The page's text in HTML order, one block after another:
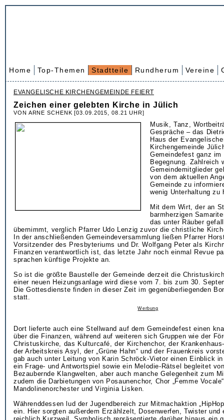
Home Top-Themen Stadtteile Rundherum Vereine
EVANGELISCHE KIRCHENGEMEINDE FEIERT
Zeichen einer gelebten Kirche in Jülich
VON ARNE SCHENK [03.09.2015, 08.21 UHR]
Musik, Tanz,
Gespräche – das
Haus der
Kirchengemeinde
Gemeindefest ganz im
Begegnung. Zahlreich
Gemeindemitglieder
von dem aktuellen
Gemeinde zu
wenig Unterhaltung zu
Mit dem Wirt, der an
barmherzigen
das unter Räuber
übernimmt, verglich Pfarrer Udo Lenzig zuvor die christliche
In der anschließenden Gemeindeversammlung ließen Pfarrer
Vorsitzender des Presbyteriums und Dr. Wolfgang Peter als
Finanzen verantwortlich ist, das letzte Jahr noch einmal Revue
sprachen künftige Projekte an.
So ist die größte Baustelle der Gemeinde derzeit die
einer neuen Heizungsanlage wird diese vom 7. bis zum 30.
Die Gottesdienste finden in dieser Zeit im gegenüberliegenden
statt.
Werbung
Dort lieferte auch eine Stellwand auf dem Gemeindefest einen
über die Finanzen, während auf weiteren sich Gruppen wie der
Christuskirche, das Kulturcafé, der Kirchenchor, der
der Arbeitskreis Asyl, der „Grüne Hahn“ und der Frauenkreis
gab auch unter Leitung von Karin Schröck-Vietor einen Einblick
ein Frage- und Antwortspiel sowie ein Melodie-Rätsel begleitet
Bezaubernde Klangwelten, aber auch manche Gelegenheit zum
zudem die Darbietungen von Posaunenchor, Chor „Femme
Mandolinenorchester und Virginia Lisken.
Währenddessen lud der Jugendbereich zur Mitmachaktion
ein. Hier sorgten außerdem Erzählzelt, Dosenwerfen, Twister und